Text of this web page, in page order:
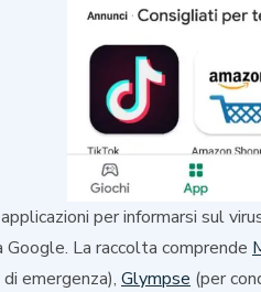
per informarsi sul
La raccolta comprende
emergenza), Glympse (per